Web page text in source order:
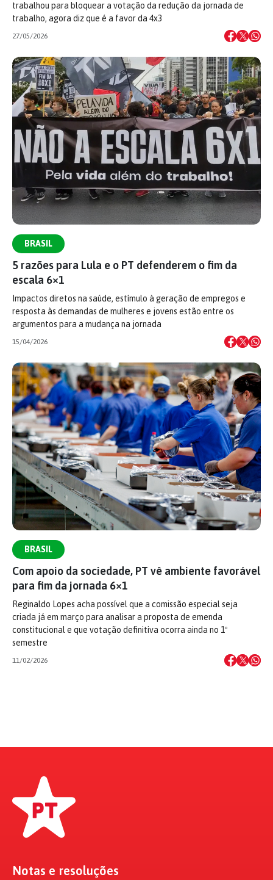
trabalhou para bloquear a votação da redução da jornada de
trabalho, agora diz que é a favor da 4x3
27/05/2026
BRASIL
5 razões para Lula e o PT defenderem o fim da
escala 6×1
Impactos diretos na saúde, estímulo à geração de empregos e
resposta às demandas de mulheres e jovens estão entre os
argumentos para a mudança na jornada
15/04/2026
BRASIL
Com apoio da sociedade, PT vê ambiente favorável
para fim da jornada 6×1
Reginaldo Lopes acha possível que a comissão especial seja
criada já em março para analisar a proposta de emenda
constitucional e que votação definitiva ocorra ainda no 1º
semestre
11/02/2026
Notas e resoluções